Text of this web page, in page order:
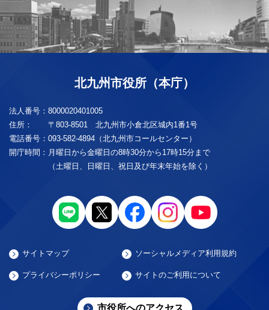
北九州市役所（本庁）
法人番号： 8000020401005
住所：
〒803-8501 北九州市小倉北区城内1番1号
電話番号： 093-582-4894（北九州市コールセンター）
開庁時間： 月曜日から金曜日の8時30分から17時15分まで
（土曜日、日曜日、祝日及び年末年始を除く）
サイトマップ ソーシャルメディア利用規約
プライバシーポリシー サイトのご利用について
市役所へのアクセス